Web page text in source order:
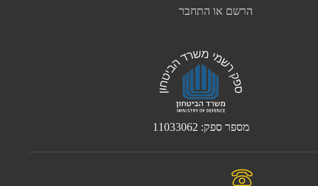
הרשם או התחבר
מספר ספק: 11033062